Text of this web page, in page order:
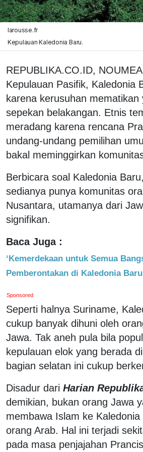
larousse.fr
Kepulauan Kaledonia Baru.
REPUBLIKA.CO.ID,
Kepulauan Pasifik, Kaledonia
karena kerusuhan mematikan
sepekan belakangan. Etnis
meradang karena rencana
undang-undang pemilihan
bakal meminggirkan
Berbicara soal Kaledonia
sedianya punya komunitas
Nusantara, utamanya dari
signifikan.
Baca Juga :
‘Kemerdekaan untuk Semua
Pemberontakan di Kaledonia
Sponsored
Seperti halnya Suriname,
cukup banyak dihuni oleh
Jawa. Tak aneh pula bila
kepulauan elok yang berada
bagian selatan ini cukup
Disadur dari Harian
demikian, bukan orang Jawa
membawa Islam ke
orang Arab. Hal ini terjadi
pada masa penjajahan